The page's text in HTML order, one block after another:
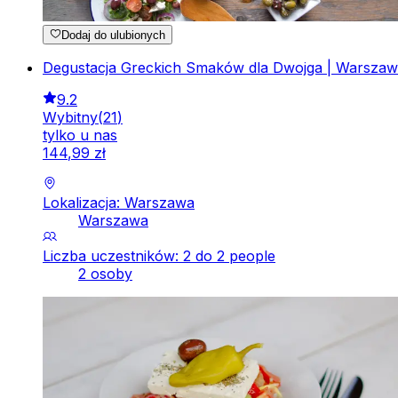
Dodaj do ulubionych
Degustacja Greckich Smaków dla Dwojga |
9.2
Wybitny(21)
tylko u nas
144,99 zł
Lokalizacja: Warszawa
Warszawa
Liczba uczestników: 2 do 2 people
2 osoby